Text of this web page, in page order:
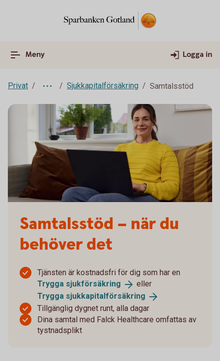
Meny Logga in
Privat Sjukkapitalförsäkring Samtalsstöd
Samtalsstöd – när du
behöver det
Tjänsten är kostnadsfri för dig som har en
Trygga sjukförsäkring
eller
Trygga sjukkapitalförsäkring
Tillgänglig dygnet runt, alla dagar
Dina samtal med Falck Healthcare omfattas av
tystnadsplikt